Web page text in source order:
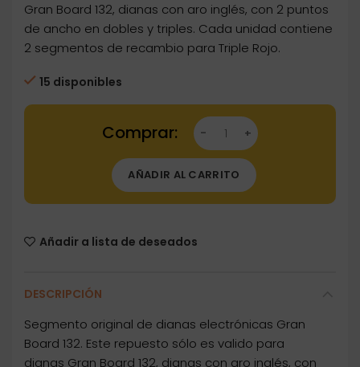
Gran Board 132, dianas con aro inglés, con 2 puntos
de ancho en dobles y triples. Cada unidad contiene
2 segmentos de recambio para Triple Rojo.
15 disponibles
Dartstore Segmento Diana Gran Board 132
AÑADIR AL CARRITO
Añadir a lista de deseados
DESCRIPCIÓN
Segmento original de dianas electrónicas Gran
Board 132. Este repuesto sólo es valido para
dianas Gran Board 132, dianas con aro inglés, con